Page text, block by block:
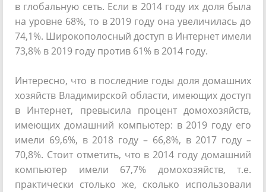
в глобальную сеть. Если в 2014 году их доля была
на уровне 68%, то в 2019 году она увеличилась до
74,1%. Широкополосный доступ в Интернет имели
73,8% в 2019 году против 61% в 2014 году.
Интересно, что в последние годы доля домашних
хозяйств Владимирской области, имеющих доступ
в Интернет, превысила процент домохозяйств,
имеющих домашний компьютер: в 2019 году его
имели 69,6%, в 2018 году – 66,8%, в 2017 году –
70,8%. Стоит отметить, что в 2014 году домашний
компьютер имели 67,7% домохозяйств, т.е.
практически столько же, сколько использовали